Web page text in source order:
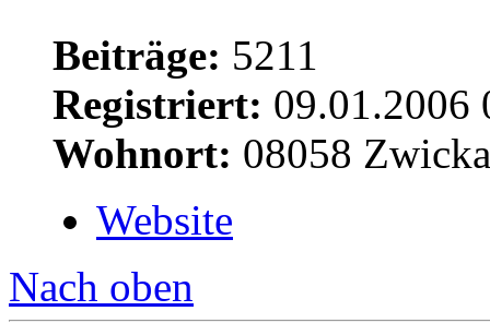
Beiträge: 5211
Registriert: 09.01.2006
Wohnort: 08058
Website
Nach oben